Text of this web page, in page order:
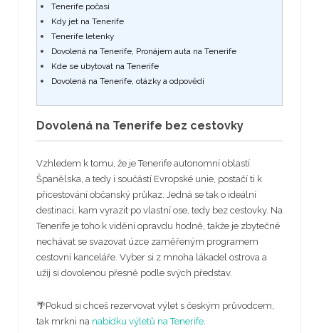
Tenerife počasí
Kdy jet na Tenerife
Tenerife letenky
Dovolená na Tenerife, Pronájem auta na Tenerife
Kde se ubytovat na Tenerife
Dovolená na Tenerife, otázky a odpovědi
Dovolená na Tenerife bez cestovky
Vzhledem k tomu, že je Tenerife autonomní oblastí
Španělska, a tedy i součástí Evropské unie, postačí ti k
přicestování občanský průkaz. Jedná se tak o ideální
destinaci, kam vyrazit po vlastní ose, tedy bez cestovky. Na
Tenerife je toho k vidění opravdu hodně, takže je zbytečné
nechávat se svazovat úzce zaměřeným programem
cestovní kanceláře. Vyber si z mnoha lákadel ostrova a
užij si dovolenou přesně podle svých představ.
🌴Pokud si chceš rezervovat výlet s českým průvodcem,
tak mrkni na nabídku výletů na Tenerife.